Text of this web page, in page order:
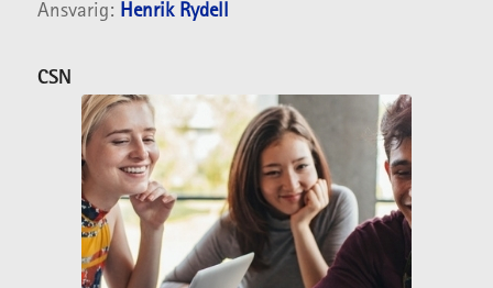
Ansvarig: Henrik Rydell
CSN